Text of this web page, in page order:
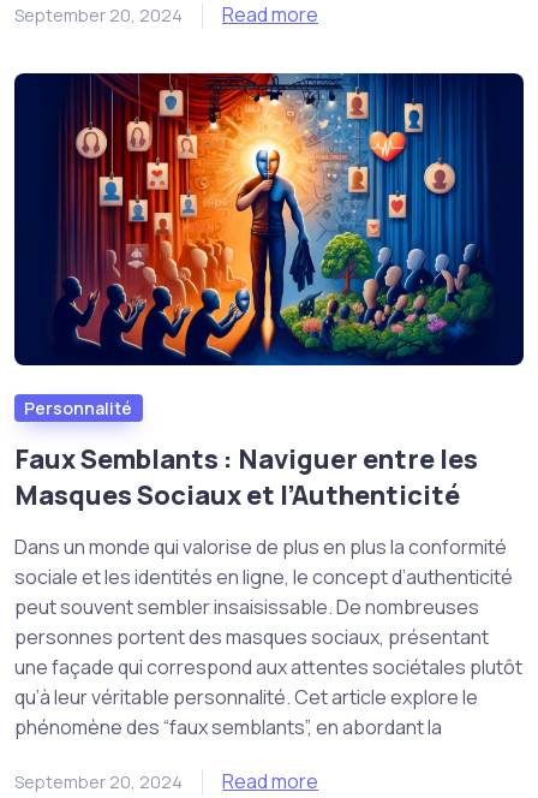
September 20, 2024 Read more
Personnalité
Faux Semblants : Naviguer entre les
Masques Sociaux et l’Authenticité
Dans un monde qui valorise de plus en plus la conformité
sociale et les identités en ligne, le concept d’authenticité
peut souvent sembler insaisissable. De nombreuses
personnes portent des masques sociaux, présentant
une façade qui correspond aux attentes sociétales plutôt
qu’à leur véritable personnalité. Cet article explore le
phénomène des “faux semblants”, en abordant la
September 20, 2024 Read more